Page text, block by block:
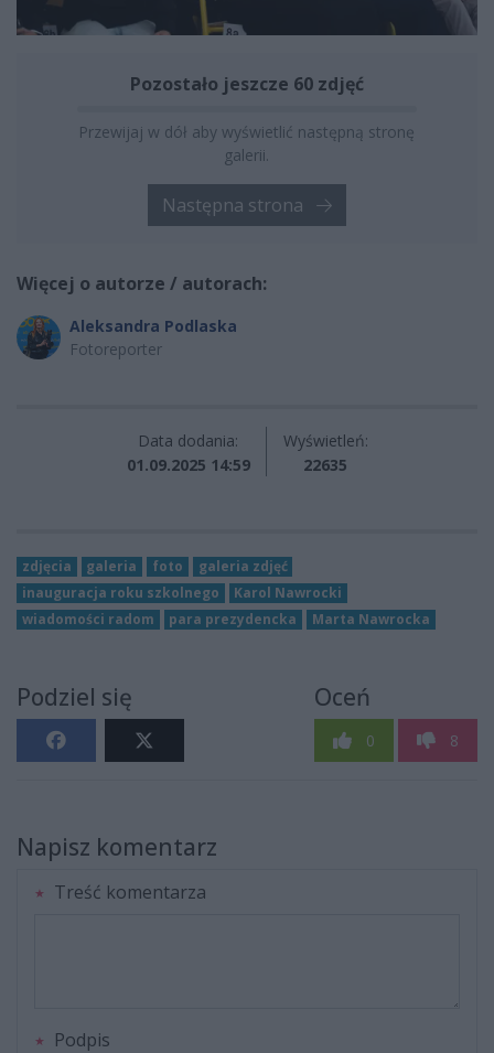
Pozostało jeszcze 60 zdjęć
Przewijaj w dół aby wyświetlić następną stronę
galerii.
Następna strona
Więcej o autorze / autorach:
Aleksandra Podlaska
Fotoreporter
Data dodania:
01.09.2025 14:59
Wyświetleń:
22635
zdjęcia galeria foto
galeria zdjęć
inauguracja roku szkolnego
Karol Nawrocki
wiadomości radom
para prezydencka Marta Nawrocka
Podziel się Oceń
0 8
Napisz komentarz
Treść komentarza
Podpis